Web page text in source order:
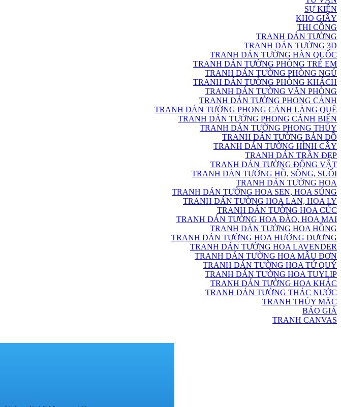
SỰ KIỆN
KHO GIẤY
THI CÔNG
TRANH DÁN TƯỜNG
TRANH DÁN TƯỜNG 3D
TRANH DÁN TƯỜNG HÀN QUỐC
TRANH DÁN TƯỜNG PHÒNG TRẺ EM
TRANH DÁN TƯỜNG PHÒNG NGỦ
TRANH DÁN TƯỜNG PHÒNG KHÁCH
TRANH DÁN TƯỜNG VĂN PHÒNG
TRANH DÁN TƯỜNG PHONG CẢNH
TRANH DÁN TƯỜNG PHONG CẢNH LÀNG QUÊ
TRANH DÁN TƯỜNG PHONG CẢNH BIỂN
TRANH DÁN TƯỜNG PHONG THỦY
TRANH DÁN TƯỜNG BẢN ĐỒ
TRANH DÁN TƯỜNG HÌNH CÂY
TRANH DÁN TRẦN ĐẸP
TRANH DÁN TƯỜNG ĐỘNG VẬT
TRANH DÁN TƯỜNG HỒ, SÔNG, SUỐI
TRANH DÁN TƯỜNG HOA
TRANH DÁN TƯỜNG HOA SEN, HOA SÚNG
TRANH DÁN TƯỜNG HOA LAN, HOA LY
TRANH DÁN TƯỜNG HOA CÚC
TRANH DÁN TƯỜNG HOA ĐÀO, HOA MAI
TRANH DÁN TƯỜNG HOA HỒNG
TRANH DÁN TƯỜNG HOA HƯỚNG DƯƠNG
TRANH DÁN TƯỜNG HOA LAVENDER
TRANH DÁN TƯỜNG HOA MẪU ĐƠN
TRANH DÁN TƯỜNG HOA TỨ QUÝ
TRANH DÁN TƯỜNG HOA TUYLIP
TRANH DÁN TƯỜNG HOA KHÁC
TRANH DÁN TƯỜNG THÁC NƯỚC
TRANH THỦY MẶC
BÁO GIÁ
TRANH CANVAS